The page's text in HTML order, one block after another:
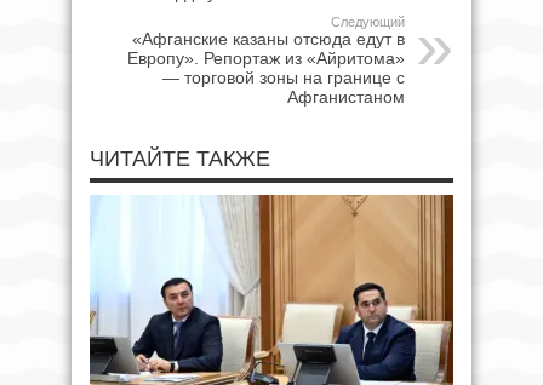
Следующий
«Афганские казаны отсюда едут в
Европу». Репортаж из «Айритома»
— торговой зоны на границе с
Афганистаном
ЧИТАЙТЕ ТАКЖЕ